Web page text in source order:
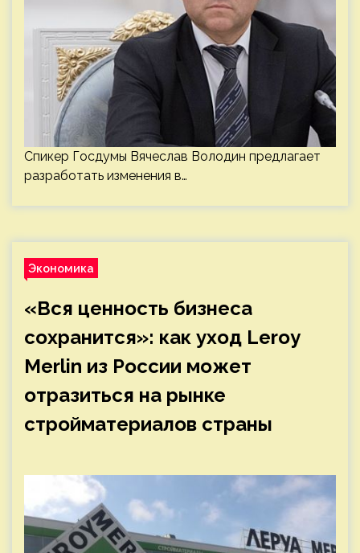
Спикер Госдумы Вячеслав Володин предлагает
разработать изменения в…
Экономика
«Вся ценность бизнеса
сохранится»: как уход Leroy
Merlin из России может
отразиться на рынке
стройматериалов страны